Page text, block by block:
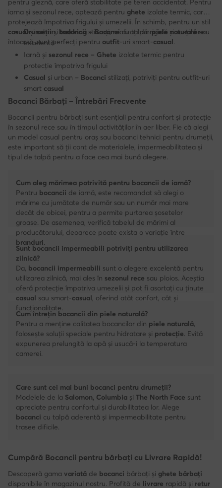
iarna și sezonul rece, optează pentru ghete izolate termic, care
protejează împotriva frigului și umezelii. În schimb, pentru un stil
casualși urban, bocanciistilizați, realizați dinpiele naturalăsau
întoarsă, sunt perfecți pentru outfit-uri smart-casual
Drumețiișitrekking – Bocancicu talpă rigidă și susținere
excelentă
Iarnă și sezonul rece – Ghete izolate termic pentru
protecție împotriva frigului
Casual și urban – Bocanci stilizați, potriviți pentru outfit-uri
smart casual
Bocanci Bărbați – Întrebări Frecvente
Bocancii pentru bărbați sunt esențiali pentru confort și protecție
în sezonul rece sau în timpul activităților în aer liber. Fie că alegi
un model casual pentru oraș sau bocanci tehnici pentru drumeții,
este important să ții cont de materialele, impermeabilitatea și
tipul de talpă pentru a face cea mai bună alegere.
Cum aleg mărimea potrivită pentru bocancii de iarnă?
Pentru bocancii de iarnă, este recomandat să alegi o
mărime cu jumătate de număr sau un număr mai mare
decât de obicei, pentru a permite purtarea șosetelor
groase. De asemenea, verifică tabelul de mărimi al
producătorului, deoarece poate exista o variație între
branduri
Sunt bocancii impermeabili potriviți pentru utilizarea
zilnică?
Da, bocancii impermeabili sunt o alegere excelentă pentru
utilizarea zilnică, mai ales în sezonul rece sau ploios. Aceștia
oferă protecție împotriva umezelii și pot fi asortați cu ținute
casual sau smart-casual, oferind atât confort, cât și
funcționalitate.
Cum întrețin bocancii din piele naturală?
Pentru a menține calitatea bocancilor din piele naturală
folosește soluții speciale pentru hidratare și protecție . Evită
expunerea prelungită la apă și usucă-i la temperatura
camerei.
Care sunt cei mai buni bocanci pentru drumeții?
Modelele de la Salomon, Columbia și The North Face sunt
apreciate pentru confortul și durabilitatea lor. Alege
bocanci cu talpă aderentă și impermeabilitate pentru
trasee dificile.
Cumpără Bocancii pentru bărbați cu Livrare Rapidă!
Descoperă gama variată de bocanci bărbați și ghete bărbați
disponibile în magazinul nostru. Profită de livrare rapidă și retur